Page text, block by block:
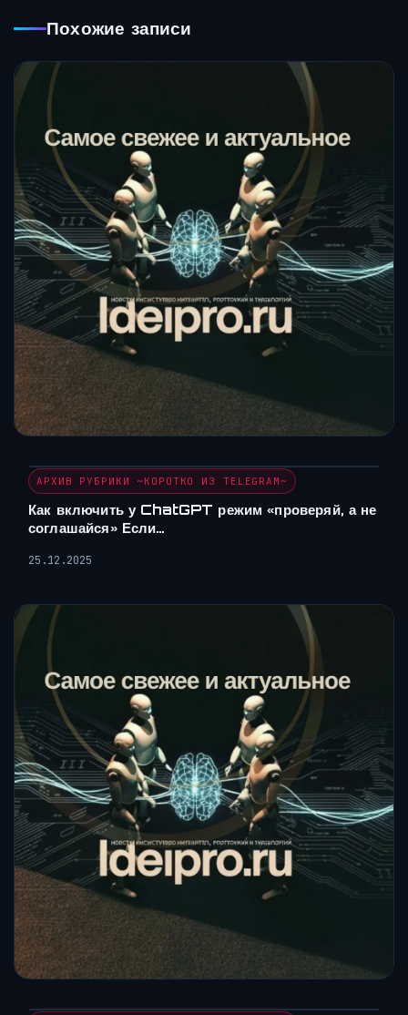
Похожие записи
АРХИВ РУБРИКИ ~КОРОТКО ИЗ TELEGRAM~
Как включить у ChatGPT режим «проверяй, а не
соглашайся» Если…
25.12.2025